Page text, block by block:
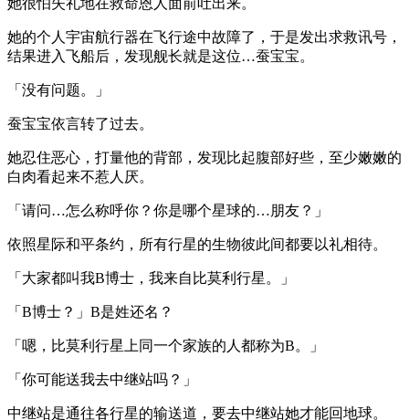
她的个人宇宙航行器在飞行途中故障了，于是发出求救讯号，
结果进入飞船后，发现舰长就是这位…蚕宝宝。
「没有问题。」
蚕宝宝依言转了过去。
她忍住恶心，打量他的背部，发现比起腹部好些，至少嫩嫩的
白肉看起来不惹人厌。
「请问…怎么称呼你？你是哪个星球的…朋友？」
依照星际和平条约，所有行星的生物彼此间都要以礼相待。
「大家都叫我B博士，我来自比莫利行星。」
「B博士？」B是姓还名？
「嗯，比莫利行星上同一个家族的人都称为B。」
「你可能送我去中继站吗？」
中继站是通往各行星的输送道，要去中继站她才能回地球。